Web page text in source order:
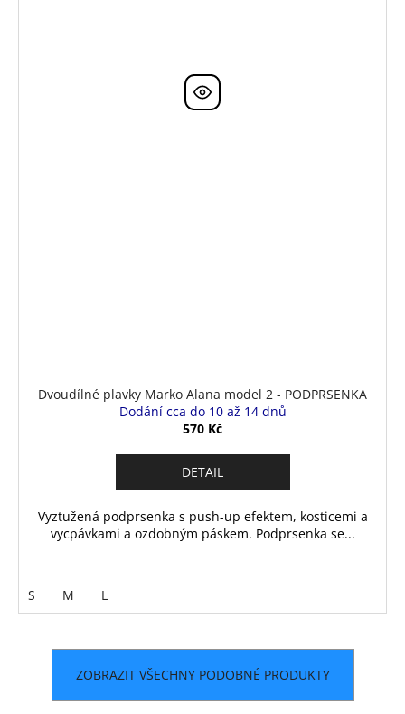
Dvoudílné plavky Marko Alana model 2 - PODPRSENKA
Dodání cca do 10 až 14 dnů
570 Kč
DETAIL
Vyztužená podprsenka s push-up efektem, kosticemi a
vycpávkami a ozdobným páskem. Podprsenka se...
S M L
ZOBRAZIT VŠECHNY PODOBNÉ PRODUKTY